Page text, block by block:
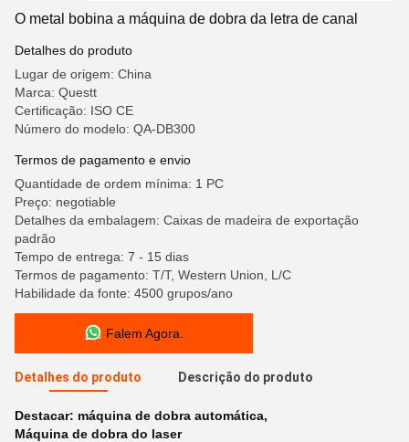
O metal bobina a máquina de dobra da letra de canal
Detalhes do produto
Lugar de origem: China
Marca: Questt
Certificação: ISO CE
Número do modelo: QA-DB300
Termos de pagamento e envio
Quantidade de ordem mínima: 1 PC
Preço: negotiable
Detalhes da embalagem: Caixas de madeira de exportação
padrão
Tempo de entrega: 7 - 15 dias
Termos de pagamento: T/T, Western Union, L/C
Habilidade da fonte: 4500 grupos/ano
Falem Agora.
Detalhes do produto Descrição do produto
Destacar: máquina de dobra automática,
Máquina de dobra do laser